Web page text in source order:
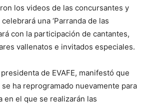
los videos de las concursantes y
una ‘Parranda de las
con la participación de cantantes,
vallenatos e invitados especiales.
de EVAFE, manifestó que
ha reprogramado nuevamente para
en el que se realizarán las